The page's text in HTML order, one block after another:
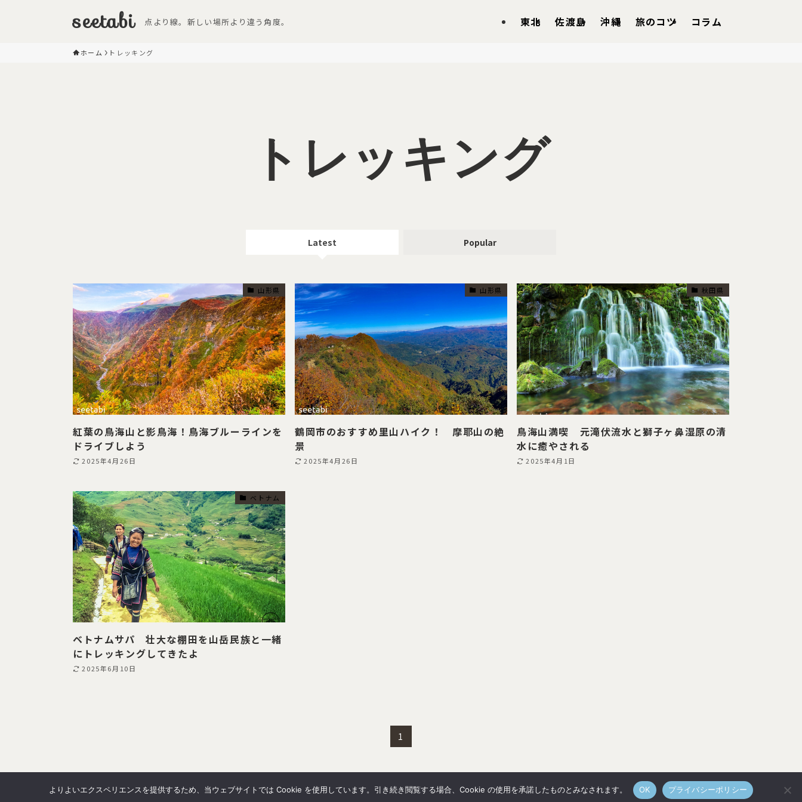
seetabi 点より線。新しい場所より違う角度。 東北 佐渡島 沖縄 旅のコツ コラム
ホーム トレッキング
トレッキング
Latest Popular
山形県
紅葉の鳥海山と影鳥海！鳥海ブルーラインを
ドライブしよう
2025年4月26日
山形県
鶴岡市のおすすめ里山ハイク！ 摩耶山の絶
景
2025年4月26日
秋田県
鳥海山満喫 元滝伏流水と獅子ヶ鼻湿原の清
水に癒やされる
2025年4月1日
ベトナム
ベトナムサパ 壮大な棚田を山岳民族と一緒
にトレッキングしてきたよ
2025年6月10日
1
よりよいエクスペリエンスを提供するため、当ウェブサイトでは Cookie を使用しています。引き続き閲覧する場合、Cookie の使用を承諾したものとみなされます。 OK プライバシーポリシー